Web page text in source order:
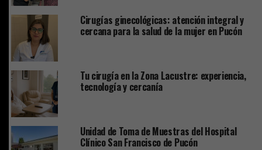
Cirugías ginecológicas: atención integral y
cercana para la salud de la mujer en Pucón
Tu cirugía en la Zona Lacustre: experiencia,
tecnología y cercanía
Unidad de Toma de Muestras del Hospital
Clínico San Francisco de Pucón